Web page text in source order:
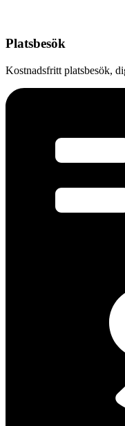
Platsbesök
Kostnadsfritt platsbesök,